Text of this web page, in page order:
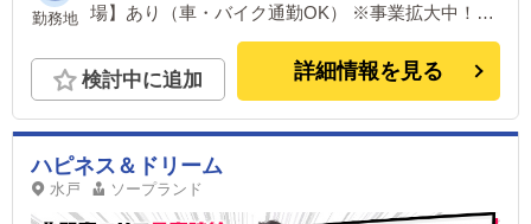
勤務地
場】あり（車・バイク通勤OK） ※事業拡大中！都
内近郊に出張時は出張手当あり
検討中に追加 詳細情報を見る
ハピネス＆ドリーム
水戸 ソープランド